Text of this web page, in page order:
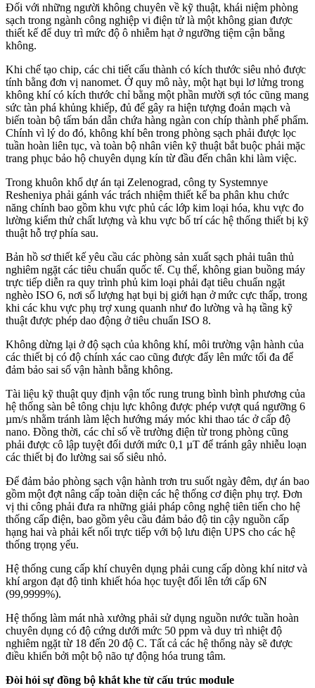
Đối với những người không chuyên về kỹ thuật, khái niệm phòng
sạch trong ngành công nghiệp vi điện tử là một không gian được
thiết kế để duy trì mức độ ô nhiễm hạt ở ngưỡng tiệm cận bằng
không.
Khi chế tạo chip, các chi tiết cấu thành có kích thước siêu nhỏ được
tính bằng đơn vị nanomet. Ở quy mô này, một hạt bụi lơ lửng trong
không khí có kích thước chỉ bằng một phần mười sợi tóc cũng mang
sức tàn phá khủng khiếp, đủ để gây ra hiện tượng đoản mạch và
biến toàn bộ tấm bán dẫn chứa hàng ngàn con chíp thành phế phẩm.
Chính vì lý do đó, không khí bên trong phòng sạch phải được lọc
tuần hoàn liên tục, và toàn bộ nhân viên kỹ thuật bắt buộc phải mặc
trang phục bảo hộ chuyên dụng kín từ đầu đến chân khi làm việc.
Trong khuôn khổ dự án tại Zelenograd, công ty Systemnye
Resheniya phải gánh vác trách nhiệm thiết kế ba phân khu chức
năng chính bao gồm khu vực phủ các lớp kim loại hóa, khu vực đo
lường kiểm thử chất lượng và khu vực bố trí các hệ thống thiết bị kỹ
thuật hỗ trợ phía sau.
Bản hồ sơ thiết kế yêu cầu các phòng sản xuất sạch phải tuân thủ
nghiêm ngặt các tiêu chuẩn quốc tế. Cụ thể, không gian buồng máy
trực tiếp diễn ra quy trình phủ kim loại phải đạt tiêu chuẩn ngặt
nghèo ISO 6, nơi số lượng hạt bụi bị giới hạn ở mức cực thấp, trong
khi các khu vực phụ trợ xung quanh như đo lường và hạ tầng kỹ
thuật được phép dao động ở tiêu chuẩn ISO 8.
Không dừng lại ở độ sạch của không khí, môi trường vận hành của
các thiết bị có độ chính xác cao cũng được đẩy lên mức tối đa để
đảm bảo sai số vận hành bằng không.
Tài liệu kỹ thuật quy định vận tốc rung trung bình bình phương của
hệ thống sàn bê tông chịu lực không được phép vượt quá ngưỡng 6
µm/s nhằm tránh làm lệch hướng máy móc khi thao tác ở cấp độ
nano. Đồng thời, các chỉ số về trường điện từ trong phòng cũng
phải được cô lập tuyệt đối dưới mức 0,1 µT để tránh gây nhiễu loạn
các thiết bị đo lường sai số siêu nhỏ.
Để đảm bảo phòng sạch vận hành trơn tru suốt ngày đêm, dự án bao
gồm một đợt nâng cấp toàn diện các hệ thống cơ điện phụ trợ. Đơn
vị thi công phải đưa ra những giải pháp công nghệ tiên tiến cho hệ
thống cấp điện, bao gồm yêu cầu đảm bảo độ tin cậy nguồn cấp
hạng hai và phải kết nối trực tiếp với bộ lưu điện UPS cho các hệ
thống trọng yếu.
Hệ thống cung cấp khí chuyên dụng phải cung cấp dòng khí nitơ và
khí argon đạt độ tinh khiết hóa học tuyệt đối lên tới cấp 6N
(99,9999%).
Hệ thống làm mát nhà xưởng phải sử dụng nguồn nước tuần hoàn
chuyên dụng có độ cứng dưới mức 50 ppm và duy trì nhiệt độ
nghiêm ngặt từ 18 đến 20 độ C. Tất cả các hệ thống này sẽ được
điều khiển bởi một bộ não tự động hóa trung tâm.
Đòi hỏi sự đồng bộ khắt khe từ cấu trúc module